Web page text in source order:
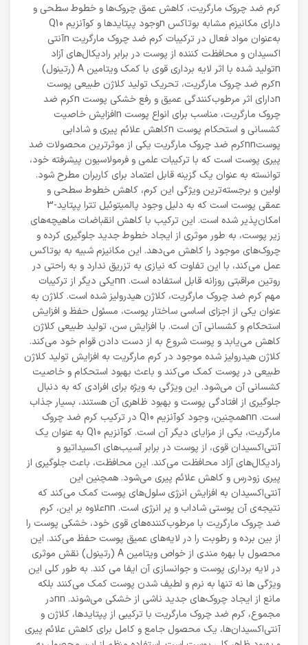
کرم ضد چروک مارگریت، کاهش عمق چروک‌ها و خطوط سطحی و
دارای مکانیزم مشابه بوتاکس nوجود پپتایدها و کوآنزیم Q10
به‌عنوان مواد فعال در ترکیبات کرم ضد چروک مارگریت nآنتی
اکسیدان و محافظت کننده از پوست در برابر رادیکال‌های آزاد
nتولید شده با اثر لایه برداری قوی با کمک ویتامین A (رتینول)
nکرم ضد چروک مارگریت، تحریک تولید کلاژن طبیعی پوست
nدارای اثر مرطوب‌کنندگی عمیق و رفع خشکی پوست nکرم ضد
چروک مارگریت، مناسب برای انواع پوست nافزایش خاصیت
کشسانی و استحکام پوست nکاهش علائم پیری و شادابی
پوستnnکرم ضد چروک مارگریت یکی از موثرترین محصولات ضد
پیری پوست است که با ترکیبات علمی و فرمولاسیون پیشرفته خود،
توانسته به عنوان یک گزینه قابل اعتماد برای کاربران مطرح شود.
اولین و برجسته‌ترین ویژگی این کرم، کاهش خطوط سطحی و
عمقی پوست است که به دلیل وجود پالمیتوئیل تترا پپتاید-3
امکان‌پذیر شده است. این ترکیب با کاهش انقباضات ماهیچه‌های
زیر پوست، به طور موثری از ایجاد خطوط جدید جلوگیری کرده و
چروک‌های موجود را کاهش می‌دهد. این مکانیزم شبیه به بوتاکس
عمل می‌کند، با این تفاوت که نیازی به تزریق ندارد و به راحتی در
روتین مراقبتی روزانه قابل استفاده است. nnیکی دیگر از ترکیبات
مهم کرم ضد چروک مارگریت، کلاژن هیدرولیز شده است. کلاژن به
عنوان یکی از اجزای اساسی ساختار پوست، مسئول حفظ و افزایش
استحکام و کشسانی آن است. با افزایش سن، تولید طبیعی کلاژن
کاهش می‌یابد و پوست شروع به از دست دادن قوام خود می‌کند.
کلاژن هیدرولیز شده موجود در کرم مارگریت به افزایش تولید کلاژن
طبیعی در پوست کمک می‌کند و باعث بهبود استحکام و خاصیت
کشسانی آن می‌شود. این ویژگی به ویژه برای افرادی که به دنبال
جلوگیری از افتادگی پوست و بهبود ظاهری آن هستند، بسیار جذاب
است. nnهمچنین، وجود کوآنزیم Q10 در ترکیب کرم ضد چروک
مارگریت، یکی از مزایای دیگر آن است. کوآنزیم Q10 به عنوان یک
آنتی‌اکسیدان قوی، از پوست در برابر آسیب‌های اکسیداتیو و
رادیکال‌های آزاد محافظت می‌کند. این محافظت، باعث جلوگیری از
پیری زودرس و کاهش علائم پیری می‌شود. همچنین این
آنتی‌اکسیدان به افزایش انرژی سلول‌های پوست کمک می‌کند که
نتیجه‌ی آن پوستی شاداب و پر انرژی است. nnعلاوه بر این، کرم
ضد چروک مارگریت با مرطوب‌کننده‌های قوی خود، خشکی پوست را
از بین برده و رطوبت را در لایه‌های عمیق پوست حفظ می‌کند. این
محصول با بهره مندی از خواص ویتامین A (رتینول) نقش موثری
در لایه برداری پوست و جوانسازی آن ایفا می کند. به طور کلی این
ویژگی ها نه تنها به نرم و لطیف شدن پوست کمک می‌کنند بلکه
مانع از ایجاد چروک‌های جدید ناشی از خشکی می‌شوند. nnدر
مجموع، کرم ضد چروک مارگریت با ترکیبی از پپتایدها، کلاژن و
آنتی‌اکسیدان‌ها، یک محصول جامع و کامل برای کاهش علائم پیری